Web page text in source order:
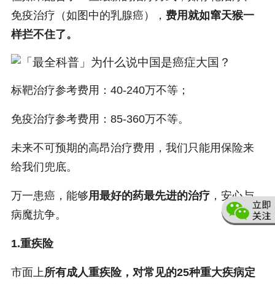
免疫治疗（如图中的乳腺癌）， 费用就如窜天猴一
样拦不住了。
标靶治疗参考费用：40-240万不等；
免疫治疗参考费用：85-360万不等。
未来不可预期的高昂治疗费用，我们只能用保险来
给我们兜底。
万一患癌，能够用最好的药最先进的治疗，安心与
病魔抗争。
1.重疾险
市面上所有成人重疾险，对常见的25种重大疾病定